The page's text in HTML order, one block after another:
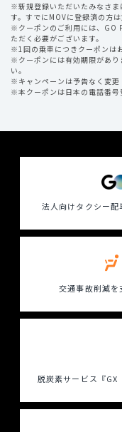
※新規登録いただいたみなさ
す。 すでにMOVに登録済の方
※ クーポンのご利用には、GO
ただく必要がございます。
※1回の乗車につきクーポンは
※ クーポンには有効期限があ
い。
※ キャンペーンは予告なく変更
※本クーポンは日本の電話番号
法人向けタクシー
交通事故削減を
脱炭素サービス 『